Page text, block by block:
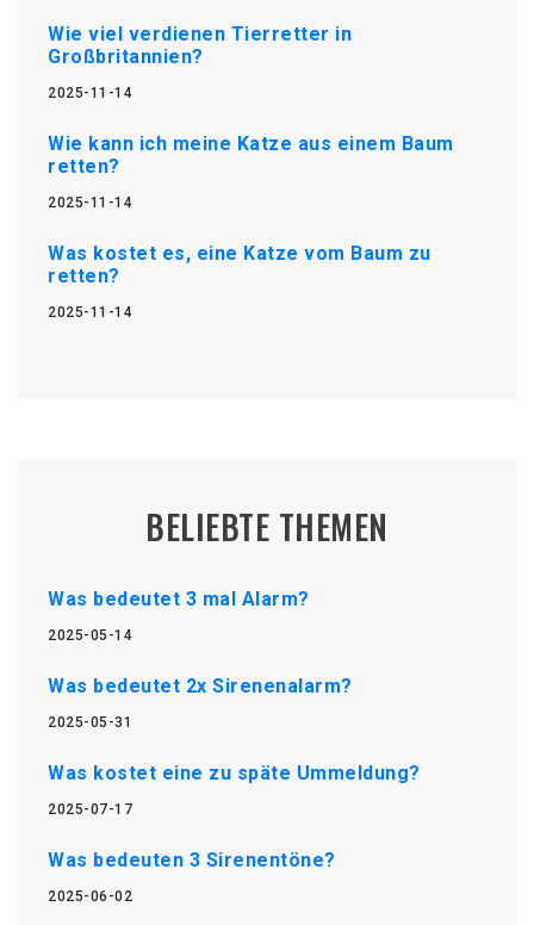
Wie viel verdienen Tierretter in
Großbritannien?
2025-11-14
Wie kann ich meine Katze aus einem Baum
retten?
2025-11-14
Was kostet es, eine Katze vom Baum zu
retten?
2025-11-14
BELIEBTE THEMEN
Was bedeutet 3 mal Alarm?
2025-05-14
Was bedeutet 2x Sirenenalarm?
2025-05-31
Was kostet eine zu späte Ummeldung?
2025-07-17
Was bedeuten 3 Sirenentöne?
2025-06-02